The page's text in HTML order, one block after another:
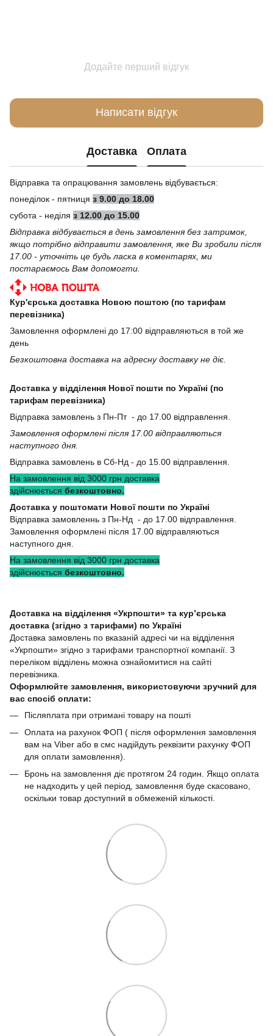
Додайте перший відгук
Написати відгук
Доставка Оплата
Відправка та опрацювання замовлень відбувається:
понеділок - пятниця з 9.00 до 18.00
субота - неділя з 12.00 до 15.00
Відправка відбувається в день замовлення без затримок,
якщо потрібно відправити замовлення, яке Ви зробили після
17.00 - уточніть це будь ласка в коментарях, ми
постараємось Вам допомогти.
Кур'єрська доставка Новою поштою (по тарифам
перевізника)
Замовлення оформлені до 17:00 відправляються в той же
день
Безкоштовна доставка на адресну доставку не діє.
Доставка у відділення Нової пошти по Україні (по
тарифам перевізника)
Відправка замовлень з Пн-Пт - до 17.00 відправлення.
Замовлення оформлені після 17.00 відправляються
наступного дня.
Відправка замовлень в Сб-Нд - до 15.00 відправлення.
На замовлення від 3000 грн доставка
здійснюється безкоштовно.
Доставка у поштомати Нової пошти по Україні
Відправка замовленнь з Пн-Нд - до 17.00 відправлення.
Замовлення оформлені після 17.00 відправляються
наступного дня.
На замовлення від 3000 грн доставка
здійснюється безкоштовно.
Доставка на відділення «Укрпошти» та кур’єрська
доставка (згідно з тарифами) по Україні
Доставка замовлень по вказаній адресі чи на відділення
«Укрпошти» згідно з тарифами транспортної компанії. З
переліком відділень можна ознайомитися на сайті
перевізника.
Оформлюйте замовлення, використовуючи зручний для
вас спосіб оплати:
Післяплата при отримані товару на пошті
Оплата на рахунок ФОП ( після оформлення замовлення
вам на Viber або в смс надійдуть реквізити рахунку ФОП
для оплати замовлення).
Бронь на замовлення діє протягом 24 годин. Якщо оплата
не надходить у цей період, замовлення буде скасовано,
оскільки товар доступний в обмеженій кількості.